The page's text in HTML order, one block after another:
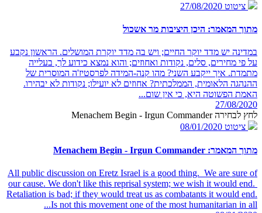
ציטוט 27/08/2020
מתוך המאמר: היכן היציבות מר אשכול
במדינה יש מדד יוקר החיים; ויש בה מדד יוקרת המושלים. הראשון נקבע
על פי מחירים, סלים, נקודות ואחוזים; והוא נמצא כידוע לך, בעלייה
מתמדת. איך ייקבע השני? מהו קנה-המידה לפרסטיז'ה המוסרית של
ההנהגה הלאומית, הממלכתית? אחוזים לא יועילו; נקודות לא יבהירו.
האמת הפשוטה היא, כי אין שום...
27/08/2020
לחץ לבחירה Menachem Begin - Irgun Commander
ציטוט 08/01/2020
מתוך המאמר: Menachem Begin - Irgun Commander
All public discussion on Eretz Israel is a good thing. We are sure of
our cause. We don't like this reprisal system; we wish it would end.
Retaliation is bad; if they would treat us as combatants it would end.
Is not this movement one of the most humanitarian in all...